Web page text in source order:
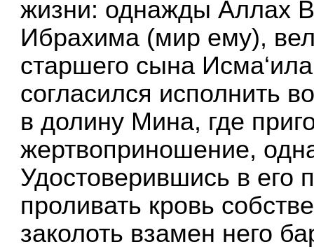
жизни: однажды Аллах
Ибрахима (мир ему),
старшего сына
согласился исполнить
в долину Мина, где
жертвоприношение,
Удостоверившись в его
проливать кровь
заколоть взамен него